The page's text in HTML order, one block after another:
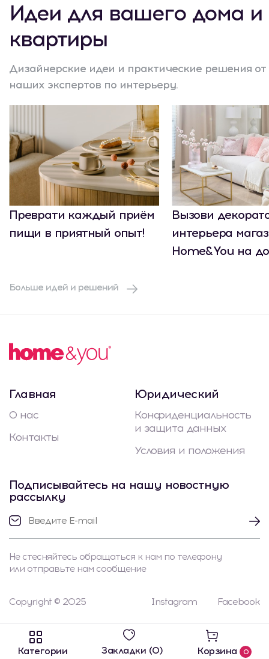
Категории Закладки (0) Корзина 0
Идеи для вашего дома и
квартиры
Дизайнерские идеи и практические решения от
наших экспертов по интерьеру.
Преврати каждый приём
пищи в приятный опыт!
Вызови
интерьера
Home&You на
Больше идей и решений
Главная
О нас
Контакты
Юридический
Конфиденциальность
и защита данных
Условия и положения
Подписывайтесь на нашу новостную
рассылку
Не стесняйтесь обращаться к нам по телефону
или отправьте нам сообщение
Copyright © 2025 Instagram Facebook